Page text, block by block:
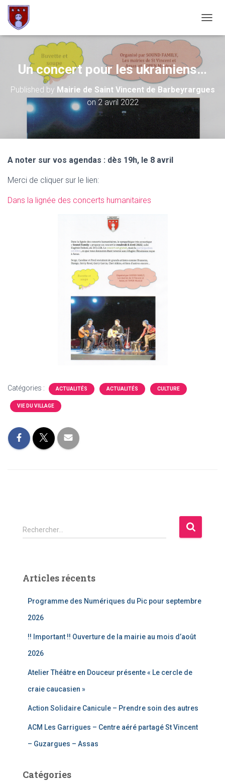
Un concert pour les ukrainiens…
Published by Mairie de Saint Vincent de Barbeyrargues
on 2 avril 2022
A noter sur vos agendas : dès 19h, le 8 avril
Merci de cliquer sur le lien:
Dans la lignée des concerts humanitaires
Catégories : ACTUALITÉS ACTUALITÉS CULTURE
VIE DU VILLAGE
R
e
r
Rechercher…
Articles récents
Programme des Numériques du Pic pour septembre
2026
!! Important !! Ouverture de la mairie au mois d’août
2026
Atelier Théâtre en Douceur présente « Le cercle de
craie caucasien »
Action Solidaire Canicule – Prendre soin des autres
ACM Les Garrigues – Centre aéré partagé St Vincent
– Guzargues – Assas
Catégories